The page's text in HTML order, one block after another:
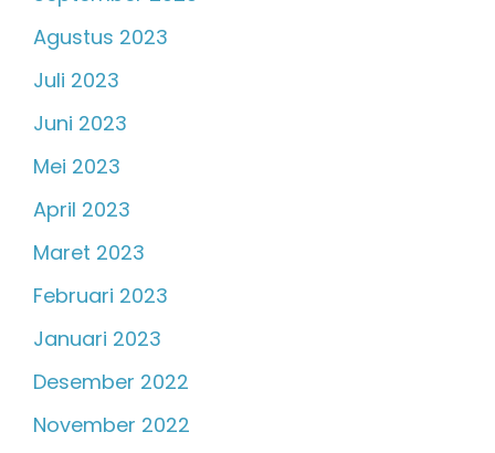
Agustus 2023
Juli 2023
Juni 2023
Mei 2023
April 2023
Maret 2023
Februari 2023
Januari 2023
Desember 2022
November 2022